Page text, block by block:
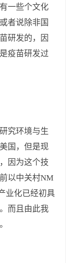
一些个文化
者说除非国
研发的，因
疫苗研发过
究环境与生
国，但是现
因为这个技
以中关村NM
业化已经初具
而且由此我